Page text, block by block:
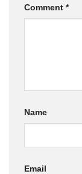
Comment *
Name
Email